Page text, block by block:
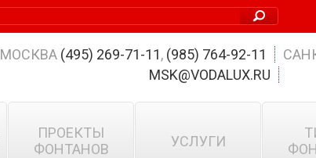
МОСКВА (495) 269-71-11, (985) 764-92-11
MSK@VODALUX.RU
ПРОЕКТЫ
ФОНТАНОВ
УСЛУГИ